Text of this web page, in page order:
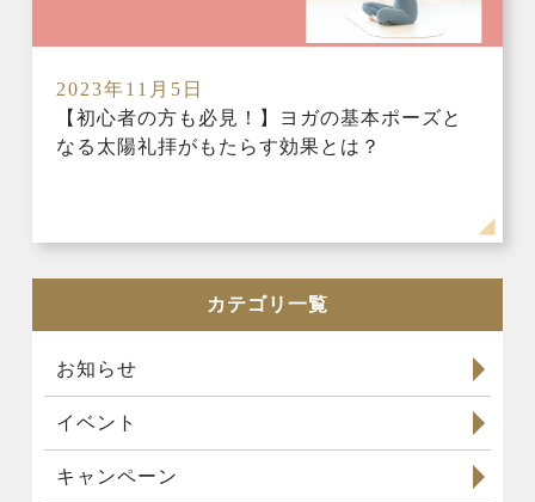
2023年11月5日
【初心者の方も必見！】ヨガの基本ポーズと
なる太陽礼拝がもたらす効果とは？
カテゴリ一覧
お知らせ
イベント
キャンペーン